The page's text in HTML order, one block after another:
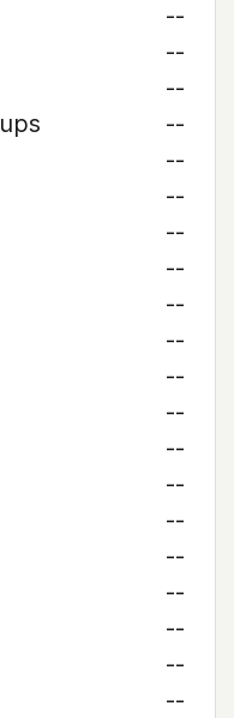
--
--
--
--
--
--
--
--
--
--
--
--
--
--
--
--
--
--
--
--